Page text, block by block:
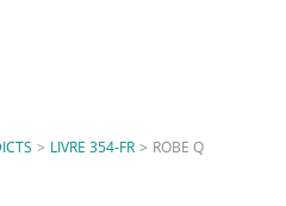
> LIVRE 354-FR > ROBE Q